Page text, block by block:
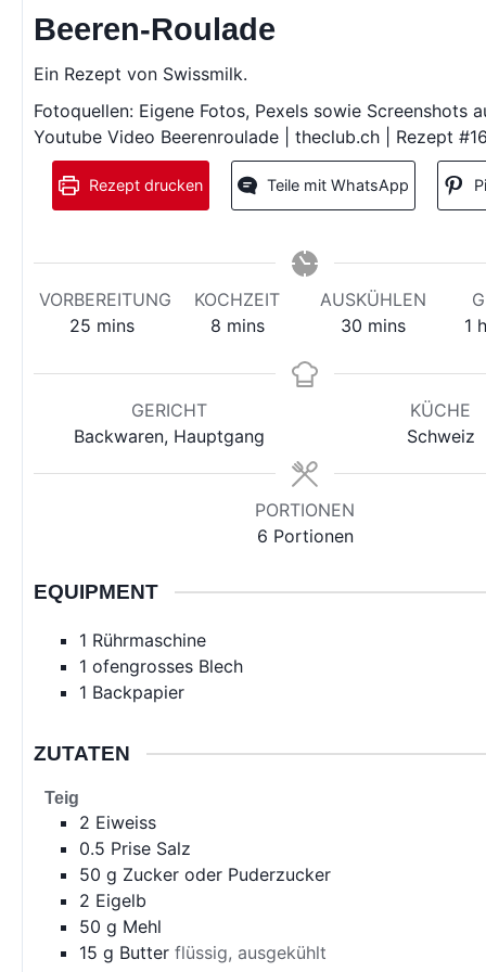
Beeren-Roulade
Ein Rezept von Swissmilk.
Fotoquellen: Eigene Fotos, Pexels sowie Screenshots
Youtube Video Beerenroulade | theclub.ch | Rezept
Rezept drucken Teile mit WhatsApp
VORBEREITUNG
25minutes
mins
KOCHZEIT
8minutes
mins
AUSKÜHLEN
30minutes
mins
1
GERICHT
Backwaren, Hauptgang
KÜCHE
Schweiz
PORTIONEN
6 Portionen
EQUIPMENT
1 Rührmaschine
1 ofengrosses Blech
1 Backpapier
ZUTATEN
Teig
2 Eiweiss
0.5 Prise Salz
50 g Zucker oder Puderzucker
2 Eigelb
50 g Mehl
15 g Butter flüssig, ausgekühlt